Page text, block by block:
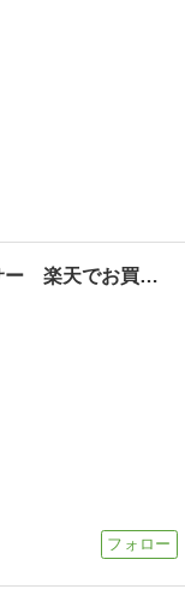
シンプルファッション好きのアラサー 楽天でお買い物